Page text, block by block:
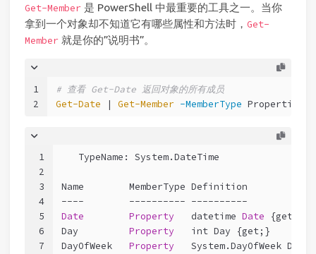
Get-Member 是 PowerShell 中最重要的工具之一。当你
拿到一个对象却不知道它有哪些属性和方法时， Get-
Member 就是你的”说明书”。
1
2
# 查看 Get-Date 返回对象的所有成员
Get-Date | Get-Member -MemberType Properties
1
2
3
4
5
6
7
   TypeName: System.DateTime
Name        MemberType Definition
----        ---------- ----------
Date
Property datetime Date {get;}
Day Property
int Day {get;}
DayOfWeek Property
System.DayOfWeek